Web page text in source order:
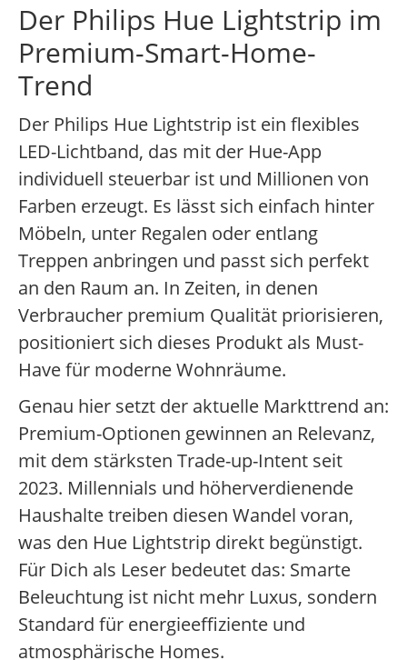
Der Philips Hue Lightstrip im
Premium-Smart-Home-
Trend
Der Philips Hue Lightstrip ist ein flexibles
LED-Lichtband, das mit der Hue-App
individuell steuerbar ist und Millionen von
Farben erzeugt. Es lässt sich einfach hinter
Möbeln, unter Regalen oder entlang
Treppen anbringen und passt sich perfekt
an den Raum an. In Zeiten, in denen
Verbraucher premium Qualität priorisieren,
positioniert sich dieses Produkt als Must-
Have für moderne Wohnräume.
Genau hier setzt der aktuelle Markttrend an:
Premium-Optionen gewinnen an Relevanz,
mit dem stärksten Trade-up-Intent seit
2023. Millennials und höherverdienende
Haushalte treiben diesen Wandel voran,
was den Hue Lightstrip direkt begünstigt.
Für Dich als Leser bedeutet das: Smarte
Beleuchtung ist nicht mehr Luxus, sondern
Standard für energieeffiziente und
atmosphärische Homes.